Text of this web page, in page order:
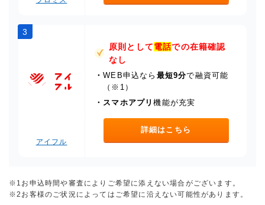
3
アイフル
原則として電話での在籍確認
なし
・WEB申込なら 最短9分で融資可能
（※1）
・ スマホアプリ機能が充実
詳細はこちら
※1お申込時間や審査によりご希望に添えない場合がございます。
※2お客様のご状況によってはご希望に沿えない可能性があります。